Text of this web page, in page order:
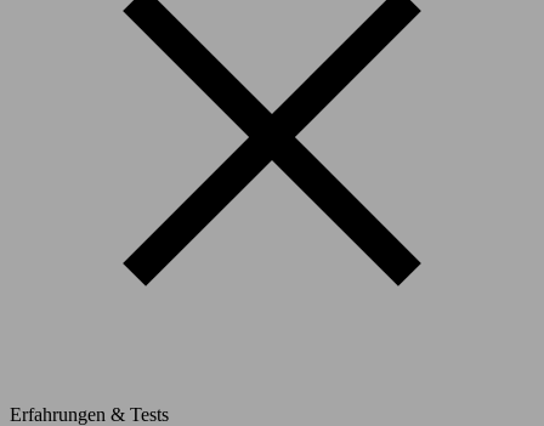
Erfahrungen & Tests